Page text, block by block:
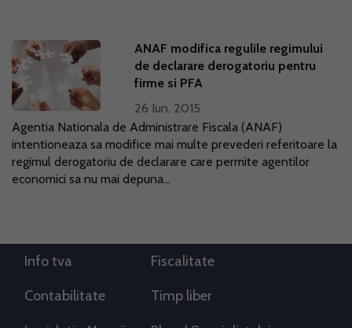
ANAF modifica regulile regimului
de declarare derogatoriu pentru
firme si PFA
26 Iun. 2015
Agentia Nationala de Administrare Fiscala (ANAF)
intentioneaza sa modifice mai multe prevederi referitoare la
regimul derogatoriu de declarare care permite agentilor
economici sa nu mai depuna...
Info tva Fiscalitate
Contabilitate Timp liber